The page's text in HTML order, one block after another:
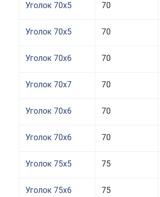
Уголок 70x5 70
Уголок 70x5 70
Уголок 70x6 70
Уголок 70x7 70
Уголок 70x6 70
Уголок 70x6 70
Уголок 75x5 75
Уголок 75x6 75